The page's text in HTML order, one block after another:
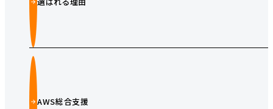
AWS総合支援